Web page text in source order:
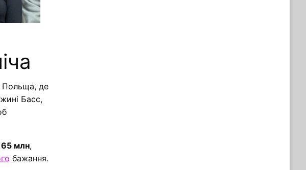
Польща, де
Басс,
млн,
бажання.